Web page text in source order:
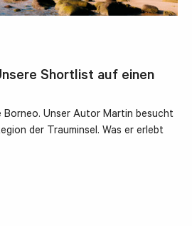
Shortlist auf einen
Borneo. Unser Autor Martin besucht
der Trauminsel. Was er erlebt